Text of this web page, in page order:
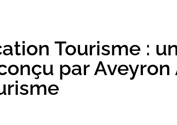
Tourisme :
par